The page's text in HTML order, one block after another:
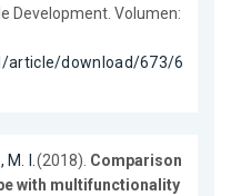
Development. Volumen:
article/download/673/6
M. I.(2018). Comparison
with multifunctionality